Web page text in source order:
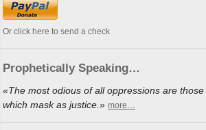
Or click here to send a check
Prophetically Speaking…
«The most odious of all oppressions are those
which mask as justice.» more…